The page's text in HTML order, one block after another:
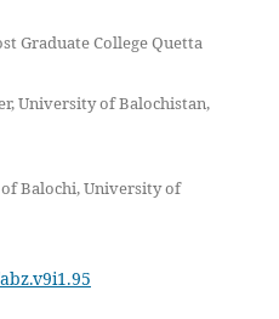
Graduate College Quetta
University of Balochistan,
Balochi, University of